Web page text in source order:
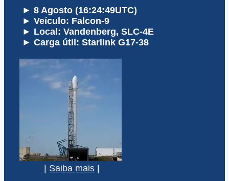
► 8 Agosto (16:24:49UTC)
► Veículo: Falcon-9
► Local: Vandenberg, SLC-4E
► Carga útil: Starlink G17-38
Saiba mais